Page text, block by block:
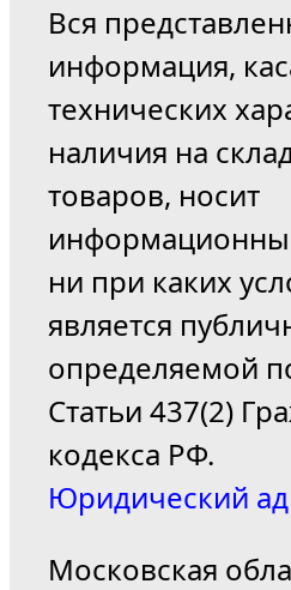
Вся
информация,
технических
наличия на
товаров, носит
ни при каких
является
определяемой
Статьи 437(2)
кодекса РФ.
Юридический
Московская